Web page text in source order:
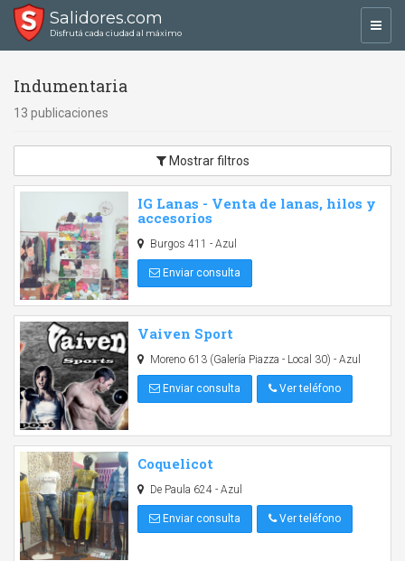
Salidores.com
Disfrutá cada ciudad al máximo
Indumentaria
13 publicaciones
Mostrar filtros
IG Lanas - Venta de lanas, hilos y
accesorios
Burgos 411 - Azul
Enviar consulta
Vaiven Sport
Moreno 613 (Galería Piazza - Local 30) - Azul
Enviar consulta Ver teléfono
Coquelicot
De Paula 624 - Azul
Enviar consulta Ver teléfono